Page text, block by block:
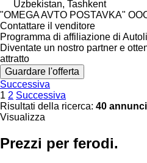
Uzbekistan, Tashkent
"OMEGA AVTO POSTAVKA"
Contattare il venditore
Programma di affiliazione di
Diventate un nostro partner e
attratto
Guardare l'offerta
Successiva
1 2 Successiva
Risultati della ricerca: 40 annunci
Visualizza
Prezzi per ferodi.